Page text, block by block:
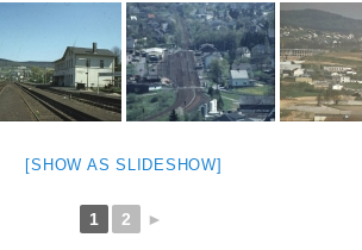
[SHOW AS SLIDESHOW]
1 2 ►